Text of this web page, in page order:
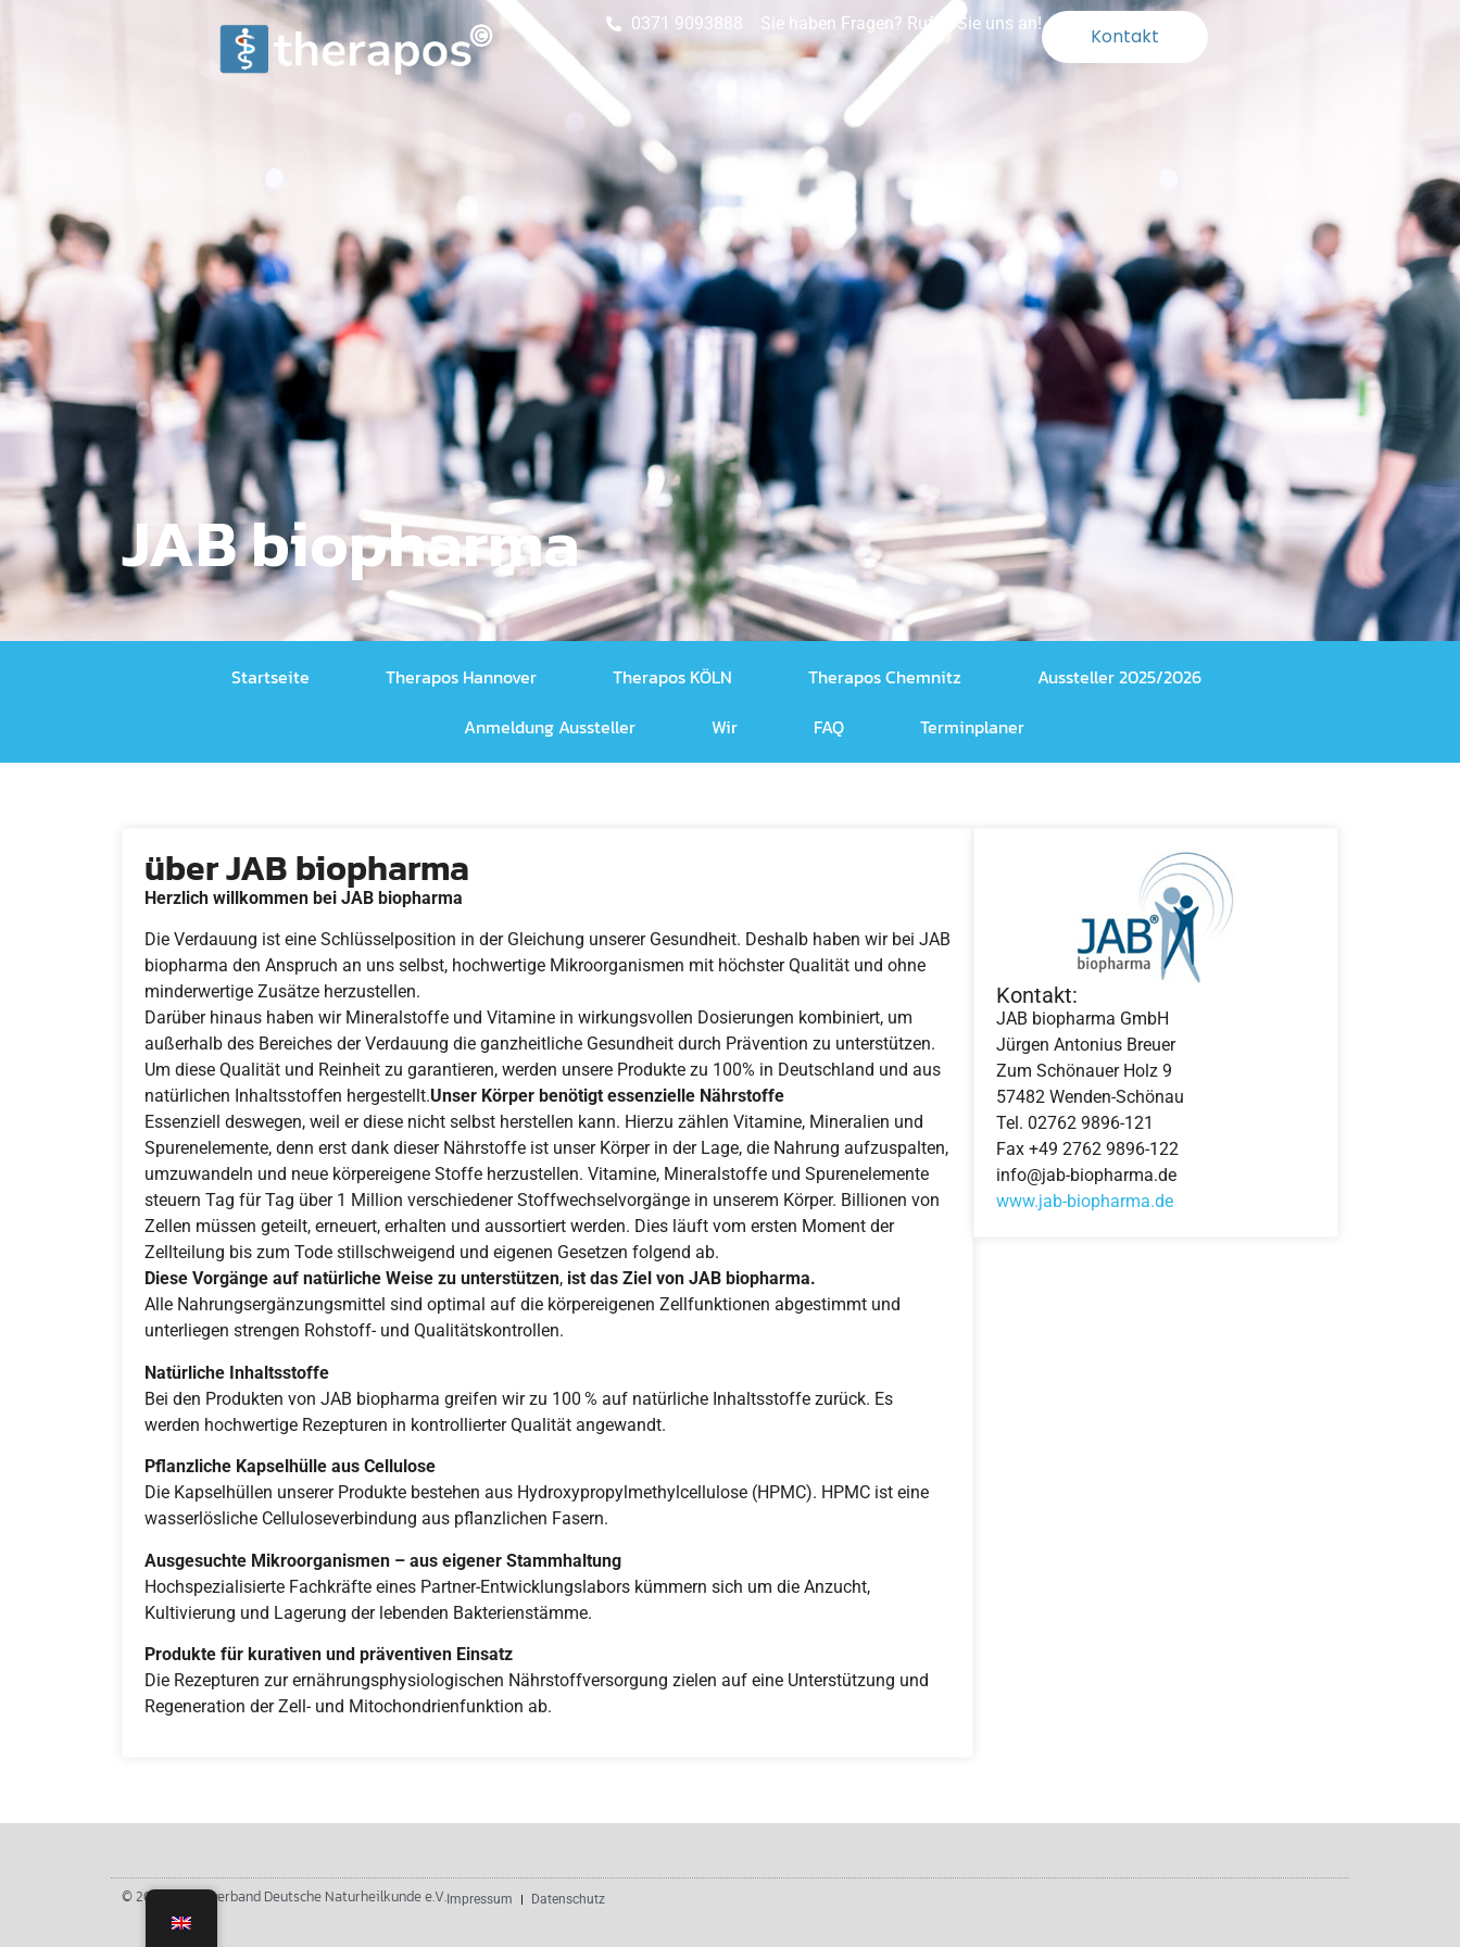
0371 9093888 Sie haben Fragen? Rufen Sie uns an!
Kontakt
JAB biopharma
Startseite Therapos Hannover Therapos KÖLN Therapos Chemnitz
Aussteller 2025/2026
Anmeldung Aussteller
Wir FAQ Terminplaner
über JAB biopharma
Herzlich willkommen bei JAB biopharma
Die Verdauung ist eine Schlüsselposition in der Gleichung unserer Gesundheit. Deshalb haben wir bei JAB
biopharma den Anspruch an uns selbst, hochwertige Mikroorganismen mit höchster Qualität und ohne
minderwertige Zusätze herzustellen.
Darüber hinaus haben wir Mineralstoffe und Vitamine in wirkungsvollen Dosierungen kombiniert, um
außerhalb des Bereiches der Verdauung die ganzheitliche Gesundheit durch Prävention zu unterstützen.
Um diese Qualität und Reinheit zu garantieren, werden unsere Produkte zu 100% in Deutschland und aus
natürlichen Inhaltsstoffen hergestellt.Unser Körper benötigt essenzielle Nährstoffe
Essenziell deswegen, weil er diese nicht selbst herstellen kann. Hierzu zählen Vitamine, Mineralien und
Spurenelemente, denn erst dank dieser Nährstoffe ist unser Körper in der Lage, die Nahrung aufzuspalten,
umzuwandeln und neue körpereigene Stoffe herzustellen. Vitamine, Mineralstoffe und Spurenelemente
steuern Tag für Tag über 1 Million verschiedener Stoffwechselvorgänge in unserem Körper. Billionen von
Zellen müssen geteilt, erneuert, erhalten und aussortiert werden. Dies läuft vom ersten Moment der
Zellteilung bis zum Tode stillschweigend und eigenen Gesetzen folgend ab.
Diese Vorgänge auf natürliche Weise zu unterstützen, ist das Ziel von JAB biopharma.
Alle Nahrungsergänzungsmittel sind optimal auf die körpereigenen Zellfunktionen abgestimmt und
unterliegen strengen Rohstoff- und Qualitätskontrollen.
Natürliche Inhaltsstoffe
Bei den Produkten von JAB biopharma greifen wir zu 100 % auf natürliche Inhaltsstoffe zurück. Es
werden hochwertige Rezepturen in kontrollierter Qualität angewandt.
Pflanzliche Kapselhülle aus Cellulose
Die Kapselhüllen unserer Produkte bestehen aus Hydroxypropylmethylcellulose (HPMC). HPMC ist eine
wasserlösliche Celluloseverbindung aus pflanzlichen Fasern.
Ausgesuchte Mikroorganismen – aus eigener Stammhaltung
Hochspezialisierte Fachkräfte eines Partner-Entwicklungslabors kümmern sich um die Anzucht,
Kultivierung und Lagerung der lebenden Bakterienstämme.
Produkte für kurativen und präventiven Einsatz
Die Rezepturen zur ernährungsphysiologischen Nährstoffversorgung zielen auf eine Unterstützung und
Regeneration der Zell- und Mitochondrienfunktion ab.
Kontakt:
JAB biopharma GmbH
Jürgen Antonius Breuer
Zum Schönauer Holz 9
57482 Wenden-Schönau
Tel. 02762 9896-121
Fax +49 2762 9896-122
info@jab-biopharma.de
www.jab-biopharma.de
© 2026 Berufsverband Deutsche Naturheilkunde e.V. Impressum Datenschutz